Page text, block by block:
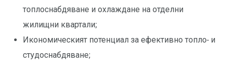
топлоснабдяване и охлаждане на отделни
жилищни квартали;
Икономическият потенциал за ефективно топло- и
студоснабдяване;